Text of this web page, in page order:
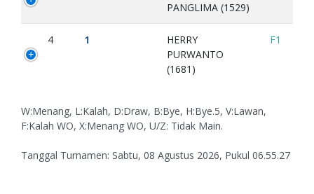
PANGLIMA (1529)
4 1
HERRY
PURWANTO
(1681)
F1
W:Menang, L:Kalah, D:Draw, B:Bye, H:Bye.5, V:Lawan,
F:Kalah WO, X:Menang WO, U/Z: Tidak Main.
Tanggal Turnamen: Sabtu, 08 Agustus 2026, Pukul 06.55.27